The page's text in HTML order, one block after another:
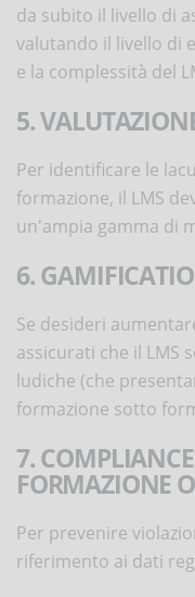
da subito il livello di
valutando il livello di
e la complessità del
5.
Per identificare le
formazione, il LMS
un'ampia gamma di
6.
Se desideri
assicurati che il LMS
ludiche (che
formazione sotto
7.
FORMAZIONE
Per prevenire
riferimento ai dati